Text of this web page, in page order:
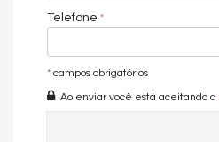
Piscina Infantil
Entrada para Banhistas
Box de Praia
Telefone
* campos obrigatórios
Ao enviar você está aceitando a